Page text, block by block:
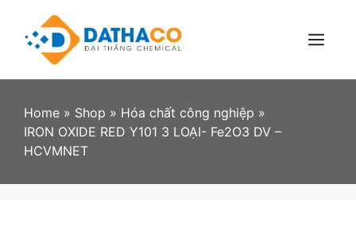
content
Menu
Home » Shop » Hóa chất công nghiệp »
IRON OXIDE RED Y101 3 LOẠI- Fe2O3 DV –
HCVMNET